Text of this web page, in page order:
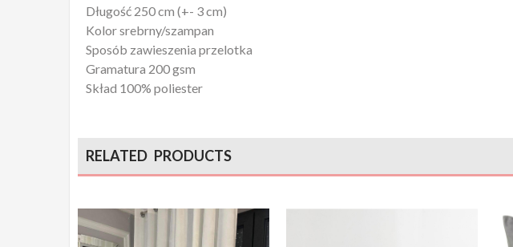
Długość 250 cm (+- 3 cm)
Kolor srebrny/szampan
Sposób zawieszenia przelotka
Gramatura 200 gsm
Skład 100% poliester
RELATED PRODUCTS